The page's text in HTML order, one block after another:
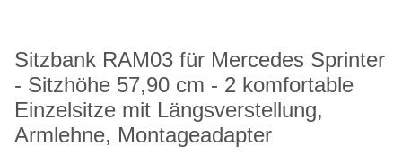
Sitzbank RAM03 für Mercedes Sprinter
- Sitzhöhe 57,90 cm - 2 komfortable
Einzelsitze mit Längsverstellung,
Armlehne, Montageadapter